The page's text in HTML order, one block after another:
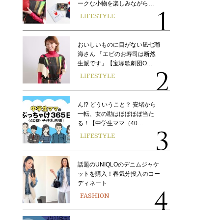
ークな小物を楽しみながら…
LIFESTYLE
おいしいものに目がない凪七瑠
海さん 「エビのお寿司は断然
生派です」【宝塚歌劇団O…
LIFESTYLE
ん!? どういうこと？ 安堵から
一転、女の勘はほぼほぼ当た
る！【中学生ママ（40…
LIFESTYLE
話題のUNIQLOのデニムジャケ
ットを購入！春気分投入のコー
ディネート
FASHION